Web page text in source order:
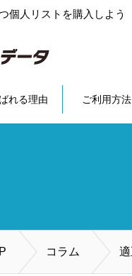
個人リストを購入しよう
れる理由 ご利用方法
コラム